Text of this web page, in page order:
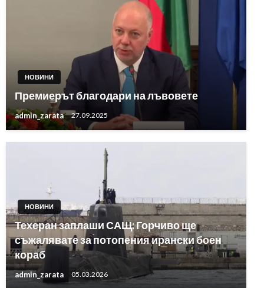
НОВИНИ
Премиерът благодари на лъвовете
admin_zarata 27.09.2025
НОВИНИ
Техеран заплаши САЩ: Горчиво ще
съжалявате за потопения ирански боен
кораб
admin_zarata 05.03.2026